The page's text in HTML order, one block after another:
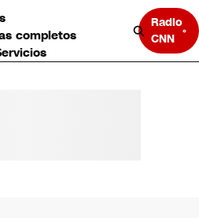
completos
Radio
CNN